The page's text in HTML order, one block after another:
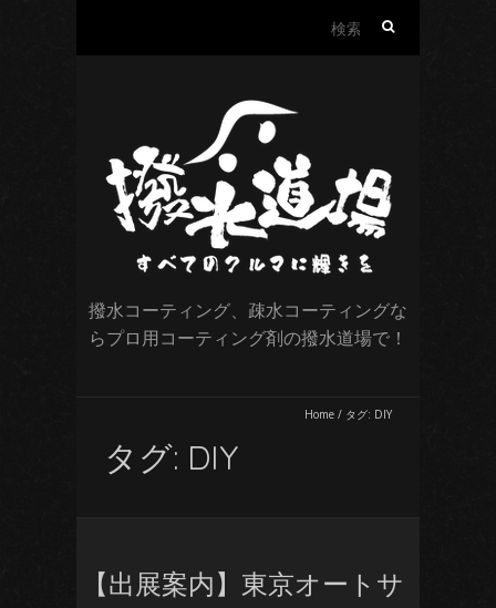
撥水コーティング、疎水コーティングな
らプロ用コーティング剤の撥水道場で！
Home / タグ: DIY
タグ: DIY
【出展案内】東京オートサ